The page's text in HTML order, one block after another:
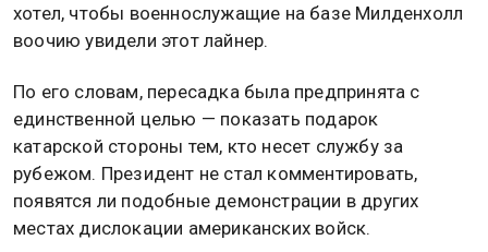
хотел, чтобы военнослужащие на базе Милденхолл
воочию увидели этот лайнер.
По его словам, пересадка была предпринята с
единственной целью — показать подарок
катарской стороны тем, кто несет службу за
рубежом. Президент не стал комментировать,
появятся ли подобные демонстрации в других
местах дислокации американских войск.